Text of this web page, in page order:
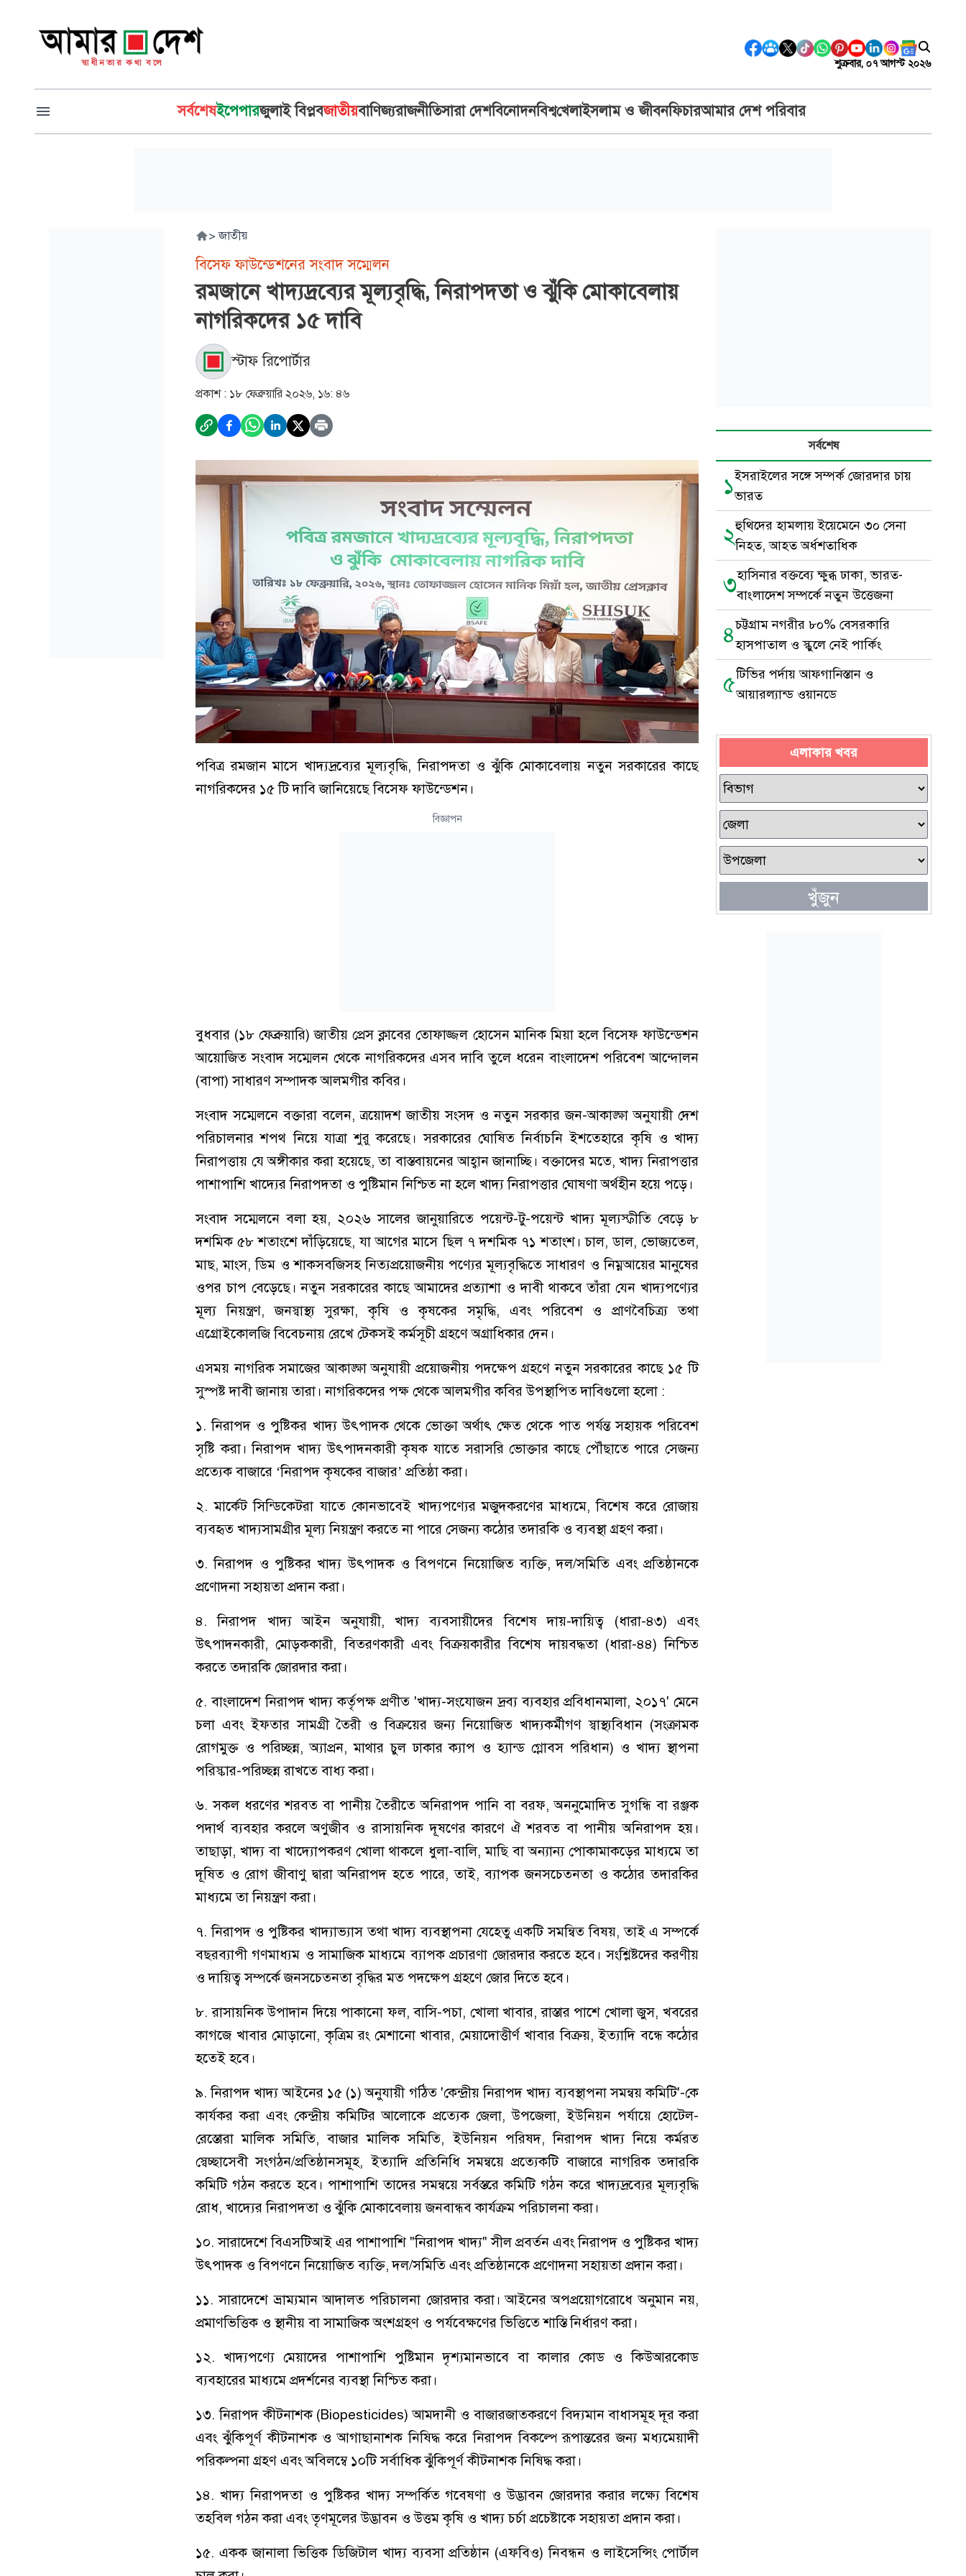
শুক্রবার, ০৭ আগস্ট ২০২৬
সর্বশেষইপেপারজুলাই বিপ্লবজাতীয়বাণিজ্যরাজনীতিসারা দেশবিনোদনবিশ্বখেলাইসলাম ও জীবনফিচারআমার দেশ পরিবার
> জাতীয়
বিসেফ ফাউন্ডেশনের সংবাদ সম্মেলন
রমজানে খাদ্যদ্রব্যের মূল্যবৃদ্ধি, নিরাপদতা ও ঝুঁকি মোকাবেলায়
নাগরিকদের ১৫ দাবি
স্টাফ রিপোর্টার
প্রকাশ : ১৮ ফেব্রুয়ারি ২০২৬, ১৬: ৪৬
পবিত্র রমজান মাসে খাদ্যদ্রব্যের মূল্যবৃদ্ধি, নিরাপদতা ও ঝুঁকি মোকাবেলায় নতুন সরকারের কাছে
নাগরিকদের ১৫ টি দাবি জানিয়েছে বিসেফ ফাউন্ডেশন।
বিজ্ঞাপন
বুধবার (১৮ ফেব্রুয়ারি) জাতীয় প্রেস ক্লাবের তোফাজ্জল হোসেন মানিক মিয়া হলে বিসেফ ফাউন্ডেশন
আয়োজিত সংবাদ সম্মেলন থেকে নাগরিকদের এসব দাবি তুলে ধরেন বাংলাদেশ পরিবেশ আন্দোলন
(বাপা) সাধারণ সম্পাদক আলমগীর কবির।
সংবাদ সম্মেলনে বক্তারা বলেন, ত্রয়োদশ জাতীয় সংসদ ও নতুন সরকার জন-আকাঙ্ক্ষা অনুযায়ী দেশ
পরিচালনার শপথ নিয়ে যাত্রা শুরু করেছে। সরকারের ঘোষিত নির্বাচনি ইশতেহারে কৃষি ও খাদ্য
নিরাপত্তায় যে অঙ্গীকার করা হয়েছে, তা বাস্তবায়নের আহ্বান জানাচ্ছি। বক্তাদের মতে, খাদ্য নিরাপত্তার
পাশাপাশি খাদ্যের নিরাপদতা ও পুষ্টিমান নিশ্চিত না হলে খাদ্য নিরাপত্তার ঘোষণা অর্থহীন হয়ে পড়ে।
সংবাদ সম্মেলনে বলা হয়, ২০২৬ সালের জানুয়ারিতে পয়েন্ট-টু-পয়েন্ট খাদ্য মূল্যস্ফীতি বেড়ে ৮
দশমিক ৫৮ শতাংশে দাঁড়িয়েছে, যা আগের মাসে ছিল ৭ দশমিক ৭১ শতাংশ। চাল, ডাল, ভোজ্যতেল,
মাছ, মাংস, ডিম ও শাকসবজিসহ নিত্যপ্রয়োজনীয় পণ্যের মূল্যবৃদ্ধিতে সাধারণ ও নিম্নআয়ের মানুষের
ওপর চাপ বেড়েছে। নতুন সরকারের কাছে আমাদের প্রত্যাশা ও দাবী থাকবে তাঁরা যেন খাদ্যপণ্যের
মূল্য নিয়ন্ত্রণ, জনস্বাস্থ্য সুরক্ষা, কৃষি ও কৃষকের সমৃদ্ধি, এবং পরিবেশ ও প্রাণবৈচিত্র্য তথা
এগ্রোইকোলজি বিবেচনায় রেখে টেকসই কর্মসূচী গ্রহণে অগ্রাধিকার দেন।
এসময় নাগরিক সমাজের আকাঙ্ক্ষা অনুযায়ী প্রয়োজনীয় পদক্ষেপ গ্রহণে নতুন সরকারের কাছে ১৫ টি
সুস্পষ্ট দাবী জানায় তারা। নাগরিকদের পক্ষ থেকে আলমগীর কবির উপস্থাপিত দাবিগুলো হলো :
১. নিরাপদ ও পুষ্টিকর খাদ্য উৎপাদক থেকে ভোক্তা অর্থাৎ ক্ষেত থেকে পাত পর্যন্ত সহায়ক পরিবেশ
সৃষ্টি করা। নিরাপদ খাদ্য উৎপাদনকারী কৃষক যাতে সরাসরি ভোক্তার কাছে পৌঁছাতে পারে সেজন্য
প্রত্যেক বাজারে ‘নিরাপদ কৃষকের বাজার’ প্রতিষ্ঠা করা।
২. মার্কেট সিন্ডিকেটরা যাতে কোনভাবেই খাদ্যপণ্যের মজুদকরণের মাধ্যমে, বিশেষ করে রোজায়
ব্যবহৃত খাদ্যসামগ্রীর মূল্য নিয়ন্ত্রণ করতে না পারে সেজন্য কঠোর তদারকি ও ব্যবস্থা গ্রহণ করা।
৩. নিরাপদ ও পুষ্টিকর খাদ্য উৎপাদক ও বিপণনে নিয়োজিত ব্যক্তি, দল/সমিতি এবং প্রতিষ্ঠানকে
প্রণোদনা সহায়তা প্রদান করা।
৪. নিরাপদ খাদ্য আইন অনুযায়ী, খাদ্য ব্যবসায়ীদের বিশেষ দায়-দায়িত্ব (ধারা-৪৩) এবং
উৎপাদনকারী, মোড়ককারী, বিতরণকারী এবং বিক্রয়কারীর বিশেষ দায়বদ্ধতা (ধারা-৪৪) নিশ্চিত
করতে তদারকি জোরদার করা।
৫. বাংলাদেশ নিরাপদ খাদ্য কর্তৃপক্ষ প্রণীত 'খাদ্য-সংযোজন দ্রব্য ব্যবহার প্রবিধানমালা, ২০১৭' মেনে
চলা এবং ইফতার সামগ্রী তৈরী ও বিক্রয়ের জন্য নিয়োজিত খাদ্যকর্মীগণ স্বাস্থ্যবিধান (সংক্রামক
রোগমুক্ত ও পরিচ্ছন্ন, অ্যাপ্রন, মাথার চুল ঢাকার ক্যাপ ও হ্যান্ড গ্লোবস পরিধান) ও খাদ্য স্থাপনা
পরিস্কার-পরিচ্ছন্ন রাখতে বাধ্য করা।
৬. সকল ধরণের শরবত বা পানীয় তৈরীতে অনিরাপদ পানি বা বরফ, অননুমোদিত সুগন্ধি বা রঞ্জক
পদার্থ ব্যবহার করলে অণুজীব ও রাসায়নিক দূষণের কারণে ঐ শরবত বা পানীয় অনিরাপদ হয়।
তাছাড়া, খাদ্য বা খাদ্যোপকরণ খোলা থাকলে ধুলা-বালি, মাছি বা অন্যান্য পোকামাকড়ের মাধ্যমে তা
দূষিত ও রোগ জীবাণু দ্বারা অনিরাপদ হতে পারে, তাই, ব্যাপক জনসচেতনতা ও কঠোর তদারকির
মাধ্যমে তা নিয়ন্ত্রণ করা।
৭. নিরাপদ ও পুষ্টিকর খাদ্যাভ্যাস তথা খাদ্য ব্যবস্থাপনা যেহেতু একটি সমন্বিত বিষয়, তাই এ সম্পর্কে
বছরব্যাপী গণমাধ্যম ও সামাজিক মাধ্যমে ব্যাপক প্রচারণা জোরদার করতে হবে। সংশ্লিষ্টদের করণীয়
ও দায়িত্ব সম্পর্কে জনসচেতনতা বৃদ্ধির মত পদক্ষেপ গ্রহণে জোর দিতে হবে।
৮. রাসায়নিক উপাদান দিয়ে পাকানো ফল, বাসি-পচা, খোলা খাবার, রাস্তার পাশে খোলা জুস, খবরের
কাগজে খাবার মোড়ানো, কৃত্রিম রং মেশানো খাবার, মেয়াদোত্তীর্ণ খাবার বিক্রয়, ইত্যাদি বন্ধে কঠোর
হতেই হবে।
৯. নিরাপদ খাদ্য আইনের ১৫ (১) অনুযায়ী গঠিত 'কেন্দ্রীয় নিরাপদ খাদ্য ব্যবস্থাপনা সমন্বয় কমিটি'-কে
কার্যকর করা এবং কেন্দ্রীয় কমিটির আলোকে প্রত্যেক জেলা, উপজেলা, ইউনিয়ন পর্যায়ে হোটেল-
রেস্তোরা মালিক সমিতি, বাজার মালিক সমিতি, ইউনিয়ন পরিষদ, নিরাপদ খাদ্য নিয়ে কর্মরত
স্বেচ্ছাসেবী সংগঠন/প্রতিষ্ঠানসমূহ, ইত্যাদি প্রতিনিধি সমন্বয়ে প্রত্যেকটি বাজারে নাগরিক তদারকি
কমিটি গঠন করতে হবে। পাশাপাশি তাদের সমন্বয়ে সর্বস্তরে কমিটি গঠন করে খাদ্যদ্রব্যের মূল্যবৃদ্ধি
রোধ, খাদ্যের নিরাপদতা ও ঝুঁকি মোকাবেলায় জনবান্ধব কার্যক্রম পরিচালনা করা।
১০. সারাদেশে বিএসটিআই এর পাশাপাশি "নিরাপদ খাদ্য" সীল প্রবর্তন এবং নিরাপদ ও পুষ্টিকর খাদ্য
উৎপাদক ও বিপণনে নিয়োজিত ব্যক্তি, দল/সমিতি এবং প্রতিষ্ঠানকে প্রণোদনা সহায়তা প্রদান করা।
১১. সারাদেশে ভ্রাম্যমান আদালত পরিচালনা জোরদার করা। আইনের অপপ্রয়োগরোধে অনুমান নয়,
প্রমাণভিত্তিক ও স্থানীয় বা সামাজিক অংশগ্রহণ ও পর্যবেক্ষণের ভিত্তিতে শাস্তি নির্ধারণ করা।
১২. খাদ্যপণ্যে মেয়াদের পাশাপাশি পুষ্টিমান দৃশ্যমানভাবে বা কালার কোড ও কিউআরকোড
ব্যবহারের মাধ্যমে প্রদর্শনের ব্যবস্থা নিশ্চিত করা।
১৩. নিরাপদ কীটনাশক (Biopesticides) আমদানী ও বাজারজাতকরণে বিদ্যমান বাধাসমূহ দূর করা
এবং ঝুঁকিপূর্ণ কীটনাশক ও আগাছানাশক নিষিদ্ধ করে নিরাপদ বিকল্পে রূপান্তরের জন্য মধ্যমেয়াদী
পরিকল্পনা গ্রহণ এবং অবিলম্বে ১০টি সর্বাধিক ঝুঁকিপূর্ণ কীটনাশক নিষিদ্ধ করা।
১৪. খাদ্য নিরাপদতা ও পুষ্টিকর খাদ্য সম্পর্কিত গবেষণা ও উদ্ভাবন জোরদার করার লক্ষ্যে বিশেষ
তহবিল গঠন করা এবং তৃণমূলের উদ্ভাবন ও উত্তম কৃষি ও খাদ্য চর্চা প্রচেষ্টাকে সহায়তা প্রদান করা।
১৫. একক জানালা ভিত্তিক ডিজিটাল খাদ্য ব্যবসা প্রতিষ্ঠান (এফবিও) নিবন্ধন ও লাইসেন্সিং পোর্টাল
সর্বশেষ
১ইসরাইলের সঙ্গে সম্পর্ক জোরদার চায়
ভারত
২হুথিদের হামলায় ইয়েমেনে ৩০ সেনা
নিহত, আহত অর্ধশতাধিক
৩হাসিনার বক্তব্যে ক্ষুব্ধ ঢাকা, ভারত-
বাংলাদেশ সম্পর্কে নতুন উত্তেজনা
৪চট্টগ্রাম নগরীর ৮০% বেসরকারি
হাসপাতাল ও স্কুলে নেই পার্কিং
৫টিভির পর্দায় আফগানিস্তান ও
আয়ারল্যান্ড ওয়ানডে
এলাকার খবর
খুঁজুন